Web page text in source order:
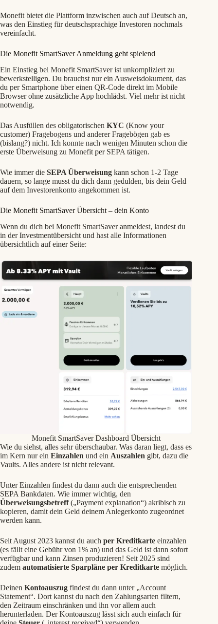
Monefit bietet die Plattform inzwischen auch auf Deutsch an,
was den Einstieg für deutschsprachige Investoren nochmals
vereinfacht.
Die Monefit SmartSaver Anmeldung geht spielend
Ein Einstieg bei Monefit SmartSaver ist unkompliziert zu
bewerkstelligen. Du brauchst nur ein Ausweisdokument, das
du per Smartphone über einen QR-Code direkt im Mobile
Browser ohne zusätzliche App hochlädst. Viel mehr ist nicht
notwendig.
Das Ausfüllen des obligatorischen KYC (Know your
customer) Fragebogens und anderer Fragebögen gab es
(bislang?) nicht. Ich konnte nach wenigen Minuten schon die
erste Überweisung zu Monefit per SEPA tätigen.
Wie immer die SEPA Überweisung kann schon 1-2 Tage
dauern, so lange musst du dich dann gedulden, bis dein Geld
auf dem Investorenkonto angekommen ist.
Die Monefit SmartSaver Übersicht – dein Konto
Wenn du dich bei Monefit SmartSaver anmeldest, landest du
in der Investmentübersicht und hast alle Informationen
übersichtlich auf einer Seite:
Monefit SmartSaver Dashboard Übersicht
Wie du siehst, alles sehr überschaubar. Was daran liegt, dass es
im Kern nur ein Einzahlen und ein Auszahlen gibt, dazu die
Vaults. Alles andere ist nicht relevant.
Unter Einzahlen findest du dann auch die entsprechenden
SEPA Bankdaten. Wie immer wichtig, den
Überweisungsbetreff(„Payment explanation“) akribisch zu
kopieren, damit dein Geld deinem Anlegerkonto zugeordnet
werden kann.
Seit August 2023 kannst du auch per Kreditkarte einzahlen
(es fällt eine Gebühr von 1% an) und das Geld ist dann sofort
verfügbar und kann Zinsen produzieren! Seit 2025 sind
zudem automatisierte Sparpläne per Kreditkarte möglich.
Deinen Kontoauszug findest du dann unter „Account
Statement“. Dort kannst du nach den Zahlungsarten filtern,
den Zeitraum einschränken und ihn vor allem auch
herunterladen. Der Kontoauszug lässt sich auch einfach für